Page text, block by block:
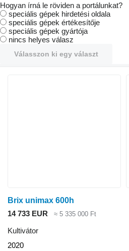
Hogyan írná le röviden a portálunkat?
speciális gépek hirdetési oldala
speciális gépek értékesítője
speciális gépek gyártója
nincs helyes válasz
Válasszon ki egy választ
Brix unimax 600h
14 733 EUR
≈ 5 335 000 Ft
Kultivátor
2020